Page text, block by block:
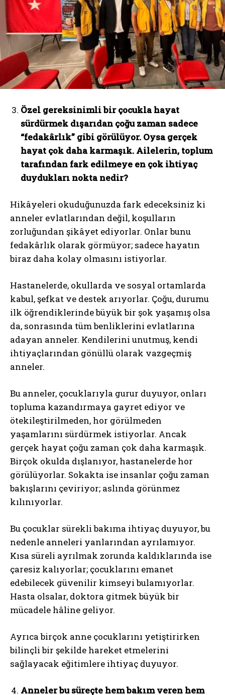
Özel gereksinimli bir çocukla hayat
sürdürmek dışarıdan çoğu zaman sadece
“fedakârlık” gibi görülüyor. Oysa gerçek
hayat çok daha karmaşık. Ailelerin, toplum
tarafından fark edilmeye en çok ihtiyaç
duydukları nokta nedir?
Hikâyeleri okuduğunuzda fark edeceksiniz ki
anneler evlatlarından değil, koşulların
zorluğundan şikâyet ediyorlar. Onlar bunu
fedakârlık olarak görmüyor; sadece hayatın
biraz daha kolay olmasını istiyorlar.
Hastanelerde, okullarda ve sosyal ortamlarda
kabul, şefkat ve destek arıyorlar. Çoğu, durumu
ilk öğrendiklerinde büyük bir şok yaşamış olsa
da, sonrasında tüm benliklerini evlatlarına
adayan anneler. Kendilerini unutmuş, kendi
ihtiyaçlarından gönüllü olarak vazgeçmiş
anneler.
Bu anneler, çocuklarıyla gurur duyuyor, onları
topluma kazandırmaya gayret ediyor ve
ötekileştirilmeden, hor görülmeden
yaşamlarını sürdürmek istiyorlar. Ancak
gerçek hayat çoğu zaman çok daha karmaşık.
Birçok okulda dışlanıyor, hastanelerde hor
görülüyorlar. Sokakta ise insanlar çoğu zaman
bakışlarını çeviriyor; aslında görünmez
kılınıyorlar.
Bu çocuklar sürekli bakıma ihtiyaç duyuyor, bu
nedenle anneleri yanlarından ayrılamıyor.
Kısa süreli ayrılmak zorunda kaldıklarında ise
çaresiz kalıyorlar; çocuklarını emanet
edebilecek güvenilir kimseyi bulamıyorlar.
Hasta olsalar, doktora gitmek büyük bir
mücadele hâline geliyor.
Ayrıca birçok anne çocuklarını yetiştirirken
bilinçli bir şekilde hareket etmelerini
sağlayacak eğitimlere ihtiyaç duyuyor.
Anneler bu süreçte hem bakım veren hem